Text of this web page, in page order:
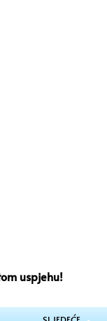
uspjehu!